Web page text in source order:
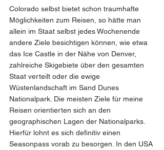
Colorado selbst bietet schon traumhafte
Möglichkeiten zum Reisen, so hätte man
allein im Staat selbst jedes Wochenende
andere Ziele besichtigen können, wie etwa
das Ice Castle in der Nähe von Denver,
zahlreiche Skigebiete über den gesamten
Staat verteilt oder die ewige
Wüstenlandschaft im Sand Dunes
Nationalpark. Die meisten Ziele für meine
Reisen orientierten sich an den
geographischen Lagen der Nationalparks.
Hierfür lohnt es sich definitiv einen
Seasonpass vorab zu besorgen. In den USA